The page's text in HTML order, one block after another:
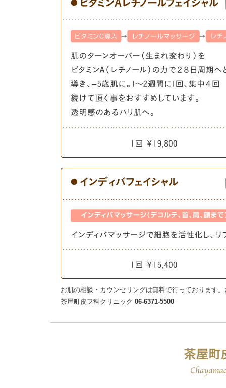
お肌の相談・カウンセリングは無料で行っております
茶屋町皮フ科クリニック 06-6371-5500